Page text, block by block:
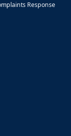
Response